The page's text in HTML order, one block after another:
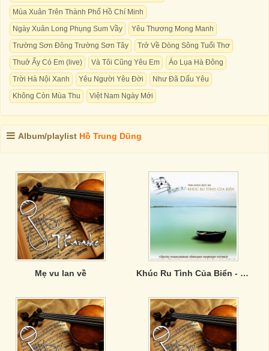
Mùa Xuân Trên Thành Phố Hồ Chí Minh
Ngày Xuân Long Phụng Sum Vầy
Yêu Thương Mong Manh
Trường Sơn Đông Trường Sơn Tây
Trở Về Dòng Sông Tuổi Thơ
Thuở Ấy Có Em (live)
Và Tôi Cũng Yêu Em
Áo Lụa Hà Đông
Trời Hà Nội Xanh
Yêu Người Yêu Đời
Như Đã Dấu Yêu
Không Còn Mùa Thu
Việt Nam Ngày Mới
Album/playlist Hồ Trung Dũng
Mẹ vu lan về Khúc Ru Tình Của Biển - Tình Khúc Đức An